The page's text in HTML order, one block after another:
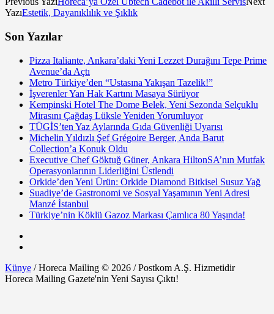
YazıEstetik, Dayanıklılık ve Şıklık
Son Yazılar
Pizza Italiante, Ankara’daki Yeni Lezzet Durağını Tepe Prime
Avenue’da Açtı
Metro Türkiye’den “Ustasına Yakışan Tazelik!”
İşverenler Yan Hak Kartını Masaya Sürüyor
Kempinski Hotel The Dome Belek, Yeni Sezonda Selçuklu
Mirasını Çağdaş Lüksle Yeniden Yorumluyor
TÜGİS’ten Yaz Aylarında Gıda Güvenliği Uyarısı
Michelin Yıldızlı Şef Grégoire Berger, Anda Barut
Collection’a Konuk Oldu
Executive Chef Göktuğ Güner, Ankara HiltonSA’nın Mutfak
Operasyonlarının Liderliğini Üstlendi
Orkide’den Yeni Ürün: Orkide Diamond Bitkisel Susuz Yağ
Suadiye’de Gastronomi ve Sosyal Yaşamının Yeni Adresi
Manzé İstanbul
Türkiye’nin Köklü Gazoz Markası Çamlıca 80 Yaşında!
Künye / Horeca Mailing © 2026 / Postkom A.Ş. Hizmetidir
Horeca Mailing Gazete'nin Yeni Sayısı Çıktı!